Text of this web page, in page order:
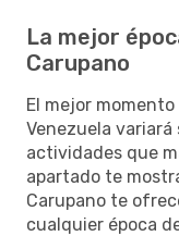
La mejor
Carupano
El mejor
Venezuela
actividades que
apartado te
Carupano te
cualquier época